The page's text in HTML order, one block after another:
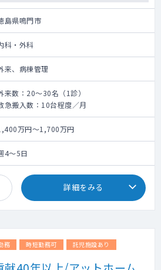
島県鳴門市
科・外科
来、病棟管理
来数：20～30名（1診）
急搬入数：10台程度／月
万円～1,700万円
4～5日
詳細をみる
務 時短勤務可 託児施設あり